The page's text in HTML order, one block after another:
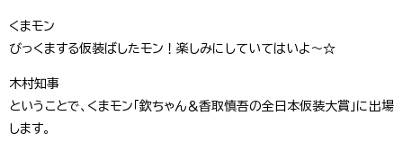
くまモン
びっくまする仮装ばしたモン！楽しみにしていてはいよ～☆
木村知事
ということで、くまモン「欽ちゃん＆香取慎吾の全日本仮装大賞」に出場
します。